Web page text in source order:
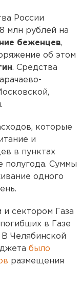
России
млн рублей на
беженцев,
об этом
. Средства
которые
и
в пунктах
полугода. Суммы
одного
сектором Газа
в Газе
В Челябинской
было
размещения